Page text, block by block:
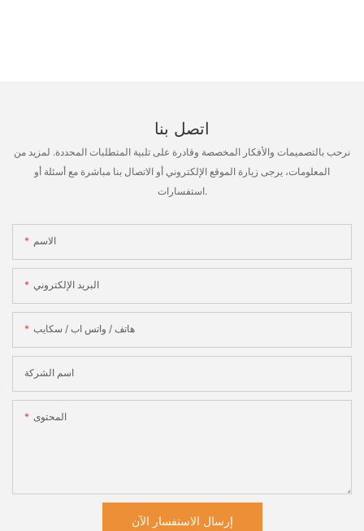
اتصل بنا
نرحب بالتصميمات والأفكار المخصصة وقادرة على تلبية المتطلبات المحددة. لمزيد من
المعلومات، يرجى زيارة الموقع الإلكتروني أو الاتصال بنا مباشرة مع أسئلة أو
استفسارات.
الاسم
البريد الإلكتروني
هاتف / واتس اب / سكايب
اسم الشركة
المحتوى
إرسال الاستفسار الآن